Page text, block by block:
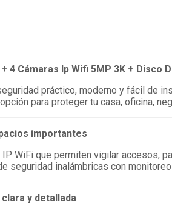
4 Cámaras Ip Wifi 5MP 3K + Disco
práctico, moderno y fácil de
para proteger tu casa, oficina,
importantes
IP WiFi que permiten vigilar accesos,
seguridad inalámbricas con
clara y detallada